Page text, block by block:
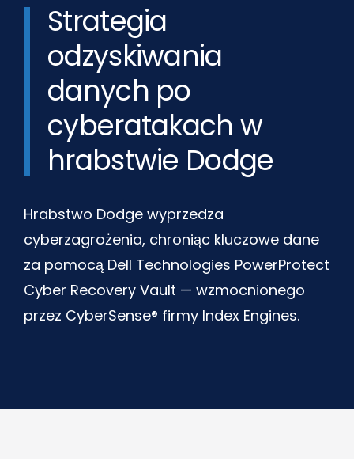
Strategia
odzyskiwania
danych po
cyberatakach w
hrabstwie Dodge
Hrabstwo Dodge wyprzedza
cyberzagrożenia, chroniąc kluczowe dane
za pomocą Dell Technologies PowerProtect
Cyber Recovery Vault — wzmocnionego
przez CyberSense® firmy Index Engines.